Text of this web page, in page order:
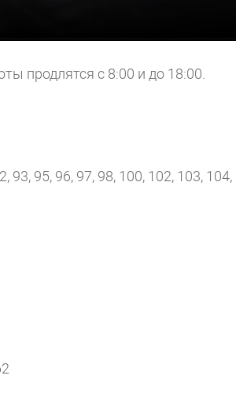
продлятся с 8:00 и до 18:00.
93, 95, 96, 97, 98, 100, 102, 103, 104,